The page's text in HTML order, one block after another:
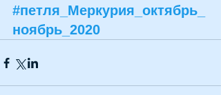
#петля_Меркурия_октябрь_
ноябрь_2020